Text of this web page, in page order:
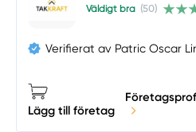
Väldigt bra (50)
Verifierat av Patric Oscar
Lägg till företag